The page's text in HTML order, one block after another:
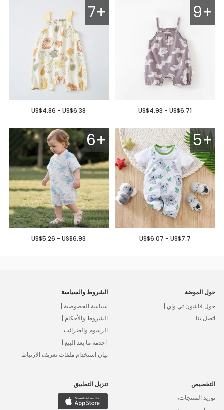
9+
US$4.93 - US$6.71
7+
US$4.86 - US$6.38
5+
US$6.07 - US$7.7
6+
US$5.26 - US$6.93
حول الموضة
حول فاشون تي واي |
اتصل بنا
الشروط والسياسة
سياسة الخصوصية |
الشروط والأحكام |
الرسوم والضرائب
| خدمة ما بعد البيع |
بيان استخدام ملفات تعريف الارتباط
التخصيص
توريد المنتجات،
تنزيل التطبيق